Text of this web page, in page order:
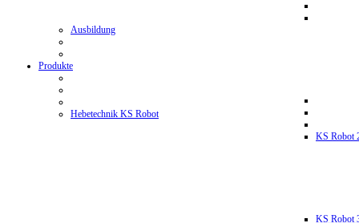
Ausbildung
Produkte
Hebetechnik KS Robot
KS Robot
KS Robot